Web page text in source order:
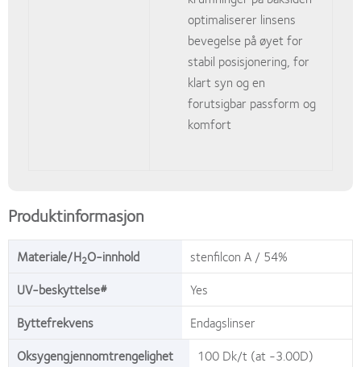
optimaliserer linsens
bevegelse på øyet for
stabil posisjonering, for
klart syn og en
forutsigbar passform og
komfort
Produktinformasjon
Materiale/H2O-innhold
stenfilcon A / 54%
UV-beskyttelse#
Yes
Byttefrekvens
Endagslinser
Oksygengjennomtrengelighet
100 Dk/t (at -3.00D)